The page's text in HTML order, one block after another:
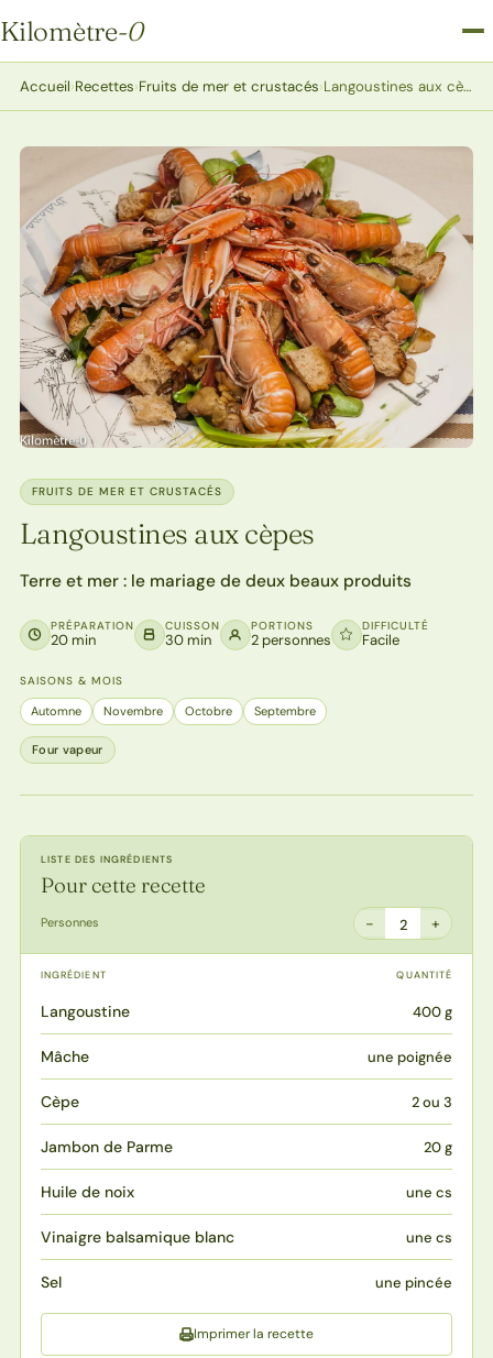
Kilomètre-0
Kilomètre-0
Accueil›Recettes›Fruits de mer et crustacés› Langoustines aux cèpes
FRUITS DE MER ET CRUSTACÉS
Langoustines aux cèpes
Terre et mer : le mariage de deux beaux produits
PRÉPARATION
20 min
CUISSON
30 min
PORTIONS
2 personnes
DIFFICULTÉ
Facile
SAISONS & MOIS
Automne Novembre Octobre Septembre
Four vapeur
LISTE DES INGRÉDIENTS
Pour cette recette
Personnes − 2 +
INGRÉDIENT QUANTITÉ
Langoustine 400 g
Mâche une poignée
Cèpe 2 ou 3
Jambon de Parme 20 g
Huile de noix une cs
Vinaigre balsamique blanc une cs
Sel une pincée
Imprimer la recette